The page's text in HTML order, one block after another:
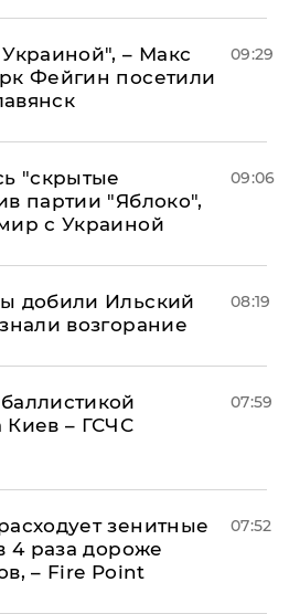
– Макс
Фейгин посетили
09:29
"скрытые
партии "Яблоко",
с Украиной
09:06
добили Ильский
возгорание
08:19
Киев – ГСЧС
07:59
зенитные
4 раза дороже
– Fire Point
07:52